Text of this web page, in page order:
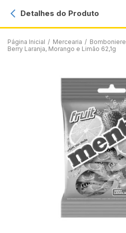
Página Inicial / Mercearia / Bomboniere
Berry Laranja, Morango e Limão 62,1g
Detalhes do Produto